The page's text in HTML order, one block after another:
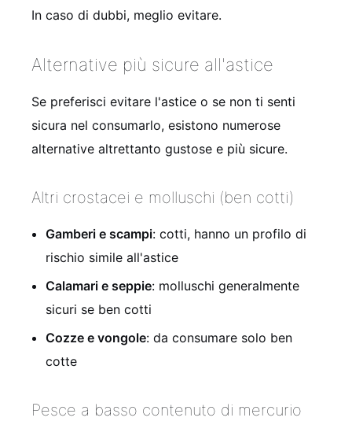
In caso di dubbi, meglio evitare.
Alternative più sicure all'astice
Se preferisci evitare l'astice o se non ti senti
sicura nel consumarlo, esistono numerose
alternative altrettanto gustose e più sicure.
Altri crostacei e molluschi (ben cotti)
Gamberi e scampi: cotti, hanno un profilo di
rischio simile all'astice
Calamari e seppie: molluschi generalmente
sicuri se ben cotti
Cozze e vongole: da consumare solo ben
cotte
Pesce a basso contenuto di mercurio